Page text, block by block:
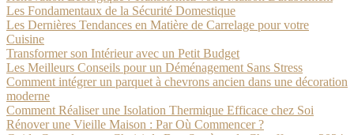
Les Fondamentaux de la Sécurité Domestique
Les Dernières Tendances en Matière de Carrelage pour votre
Cuisine
Transformer son Intérieur avec un Petit Budget
Les Meilleurs Conseils pour un Déménagement Sans Stress
Comment intégrer un parquet à chevrons ancien dans une décoration
moderne
Comment Réaliser une Isolation Thermique Efficace chez Soi
Rénover une Vieille Maison : Par Où Commencer ?